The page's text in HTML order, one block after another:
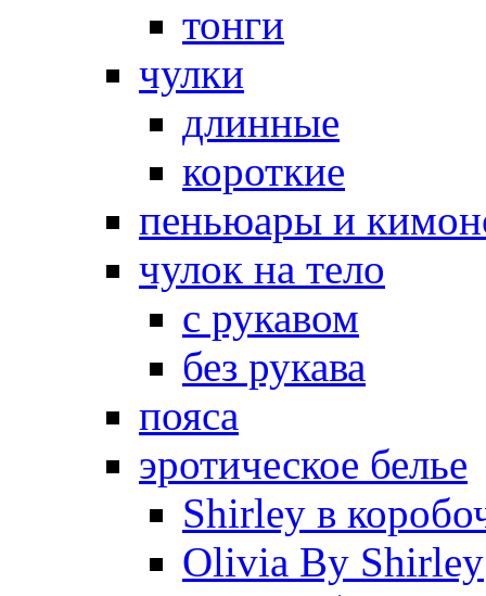
тонги
чулки
длинные
короткие
пеньюары и
чулок на тело
с рукавом
без рукава
пояса
эротическое белье
Shirley в
Olivia By Shirley